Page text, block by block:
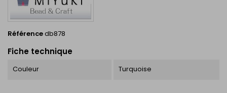
Référencedb878
Fiche technique
Couleur Turquoise